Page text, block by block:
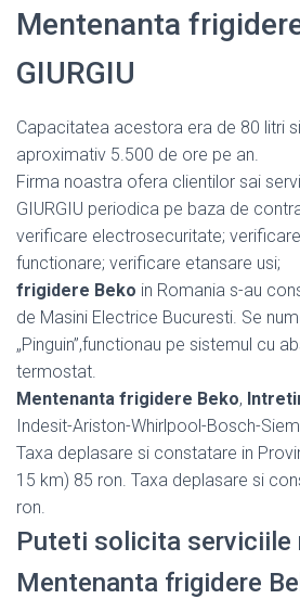
Mentenanta
GIURGIU
Capacitatea acestora era de 80 litri
aproximativ 5.500 de ore pe an.
Firma noastra ofera clientilor sai
GIURGIU periodica pe baza de
verificare electrosecuritate;
functionare; verificare etansare usi;
frigidere Beko in Romania s-au
de Masini Electrice Bucuresti. Se
„Pinguin”,functionau pe sistemul cu
termostat.
Mentenanta frigidere Beko,
Indesit-Ariston-Whirlpool-Bosch-
Taxa deplasare si constatare in
15 km) 85 ron. Taxa deplasare si
ron.
Puteti solicita serviciile
Mentenanta frigidere